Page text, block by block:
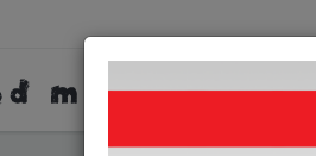
KRYT